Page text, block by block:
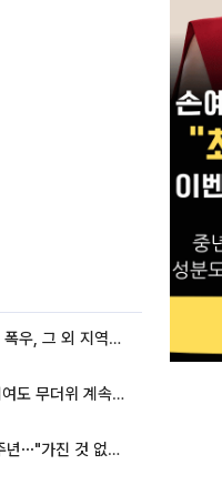
동해안은 시간당 80㎜ 폭우, 그 외 지역은 폭염…‘극과 극 날씨’
[내일 날씨] 폭염 한풀 꺾여도 무더위 계속⋯동해안 이틀 연속 비
임영웅, 어느덧 데뷔 10주년⋯"가진 것 없던 시절, 내 앞엔 20명의 팬뿐"